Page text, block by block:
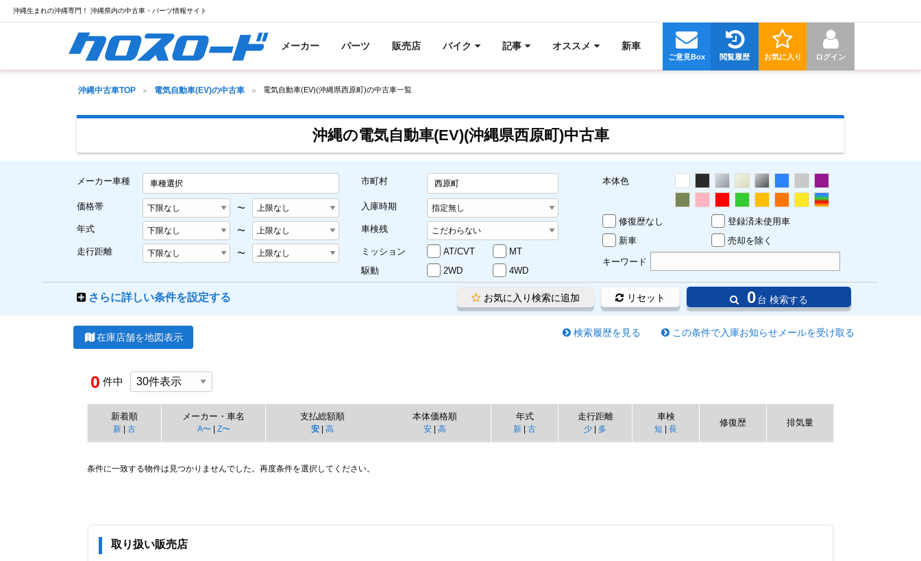
沖縄生まれの沖縄専門！ 沖縄県内の中古車・パーツ情報サイト
メーカー パーツ 販売店 バイク 記事 オススメ 新車
ログイン
お気に入り
閲覧履歴
ご意見Box
沖縄中古車TOP 電気自動車(EV)の中古車 電気自動車(EV)(沖縄県西原町)の中古車一覧
沖縄の電気自動車(EV)(沖縄県西原町)中古車
メーカー車種 車種選択
価格帯 〜
年式 〜
走行距離 〜
市町村 西原町
入庫時期
車検残
ミッション AT/CVT
MT
駆動
2WD 4WD
本体色
修復歴なし
登録済未使用車
新車
売却を除く
キーワード
さらに詳しい条件を設定する 0台 検索する
リセット
お気に入り検索に追加
在庫店舗を地図表示 この条件で入庫お知らせメールを受け取る
検索履歴を見る
0 件中
新着順
新 | 古
メーカー・車名
A〜| Z〜
支払総額順
安| 高
本体価格順
安| 高
年式
新 | 古
走行距離
少 | 多
車検
短 | 長
修復歴 排気量
条件に一致する物件は見つかりませんでした。再度条件を選択してください。
取り扱い販売店